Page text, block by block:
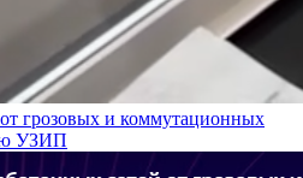
грозовых и коммутационных
УЗИП